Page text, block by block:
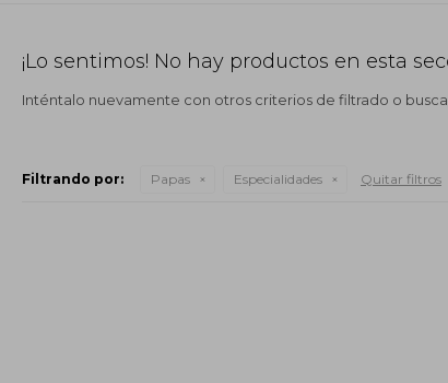
¡Lo sentimos! No hay productos en esta
Inténtalo nuevamente con otros criterios de filtrado o
Filtrando por: Papas Especialidades Quitar filtros